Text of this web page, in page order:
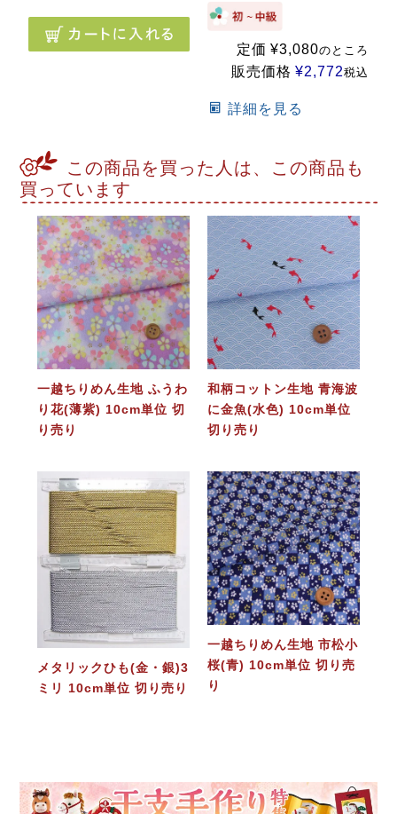
定価 ¥3,080のところ
販売価格 ¥2,772税込
詳細を見る
この商品を買った人は、この商品も
買っています
一越ちりめん生地 ふうわ
り花(薄紫) 10cm単位 切
り売り
和柄コットン生地 青海波
に金魚(水色) 10cm単位
切り売り
メタリックひも(金・銀)3
ミリ 10cm単位 切り売り
一越ちりめん生地 市松小
桜(青) 10cm単位 切り売
り